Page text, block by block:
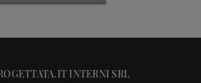
INTERNI SRL